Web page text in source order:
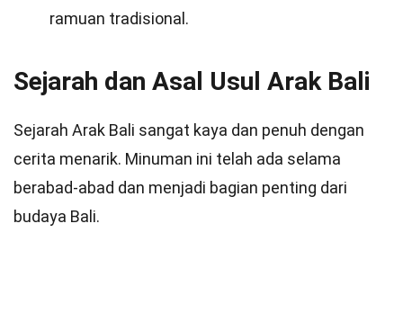
ramuan tradisional.
Sejarah dan Asal Usul Arak Bali
Sejarah Arak Bali sangat kaya dan penuh dengan
cerita menarik. Minuman ini telah ada selama
berabad-abad dan menjadi bagian penting dari
budaya Bali.